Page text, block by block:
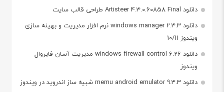
دانلود Artisteer 4.3.0.60858 Final طراحی قالب سایت
دانلود windows manager 2.3.3 نرم افزار مدیریت و بهینه سازی
ویندوز 10/11
دانلود windows firewall control 6.26 مدیریت آسان فایروال
ویندوز
دانلود memu android emulator 9.3.3 شبیه ساز اندروید در ویندوز